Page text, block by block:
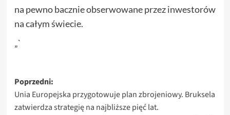
na pewno bacznie obserwowane przez inwestorów
na całym świecie.
„`
Zobacz
wpisy
Poprzedni:
Unia Europejska przygotowuje plan zbrojeniowy. Bruksela
zatwierdza strategię na najbliższe pięć lat.